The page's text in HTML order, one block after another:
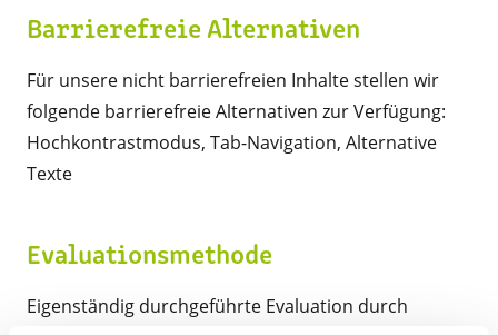
Barrierefreie Alternativen
Für unsere nicht barrierefreien Inhalte stellen wir
folgende barrierefreie Alternativen zur Verfügung:
Hochkontrastmodus, Tab-Navigation, Alternative
Texte
Evaluationsmethode
Eigenständig durchgeführte Evaluation durch